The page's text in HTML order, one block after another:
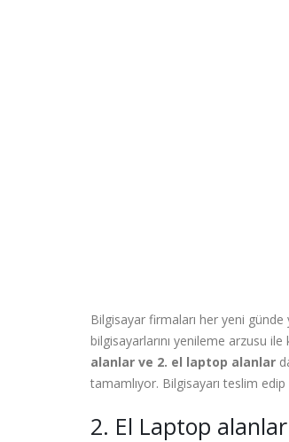
Bilgisayar firmaları her yeni günde
bilgisayarlarını yenileme arzusu
alanlar ve 2. el laptop alanlar
tamamlıyor. Bilgisayarı teslim
2. El Laptop alanlar